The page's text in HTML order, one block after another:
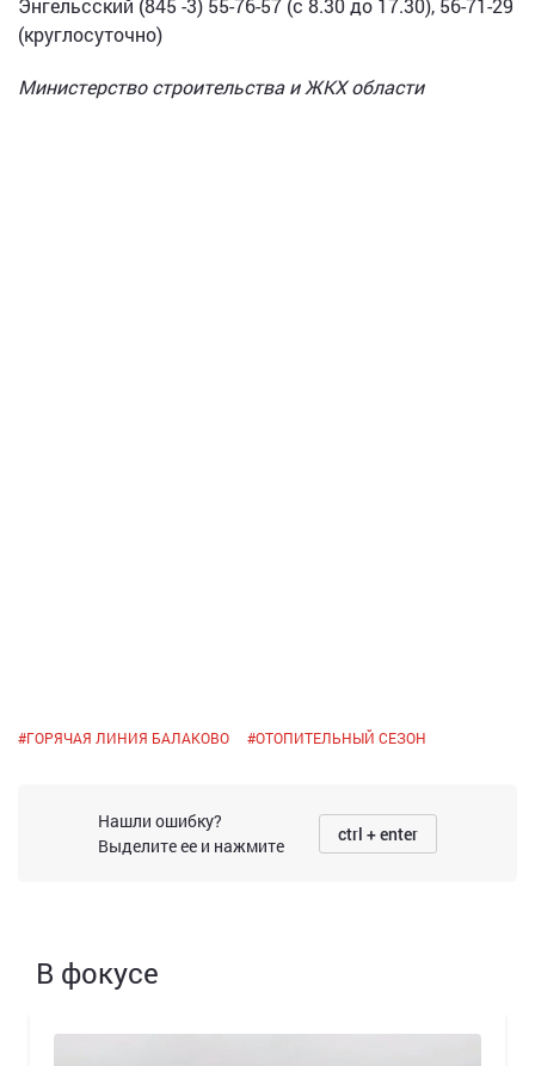
Энгельсский (845 -3) 55-76-57 (с 8.30 до 17.30), 56-71-29
(круглосуточно)
Министерство строительства и ЖКХ области
#ГОРЯЧАЯ ЛИНИЯ БАЛАКОВО #ОТОПИТЕЛЬНЫЙ СЕЗОН
Нашли ошибку?
Выделите ее и нажмите
ctrl + enter
В фокусе